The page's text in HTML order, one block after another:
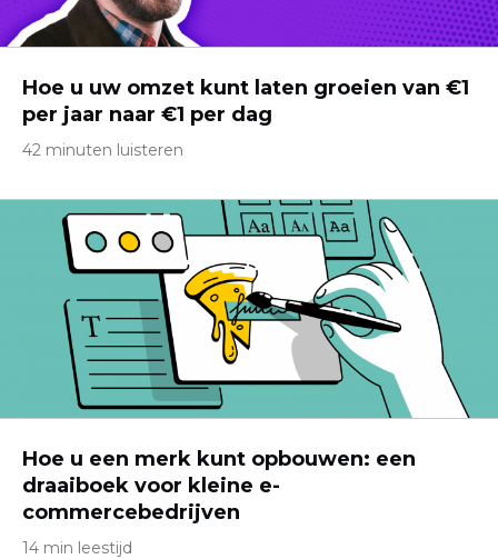
Hoe u uw omzet kunt laten groeien van €1
per jaar naar €1 per dag
42 minuten luisteren
Hoe u een merk kunt opbouwen: een
draaiboek voor kleine e-
commercebedrijven
14 min leestijd